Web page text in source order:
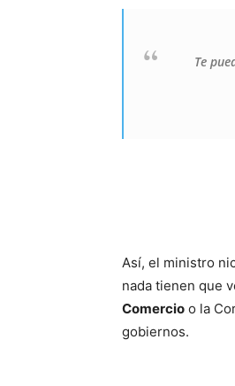
Te
Así, el ministro
nada tienen que
Comercio o la
gobiernos.